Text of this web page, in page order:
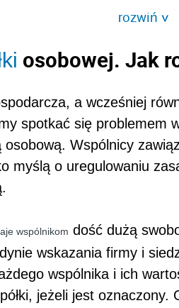
rozwiń>
osobowej. Jak
a wcześniej
spotkać się problemem
osobową. Wspólnicy
myślą o uregulowaniu
wspólnikom dość dużą
wskazania firmy i
wspólnika i ich
jeżeli jest oznaczony.